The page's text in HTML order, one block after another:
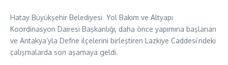
Hatay Büyükşehir Belediyesi Yol Bakım ve Altyapı
Koordinasyon Dairesi Başkanlığı, daha önce yapımına başlanan
ve Antakya’yla Defne ilçelerini birleştiren Lazkiye Caddesi’ndeki
çalışmalarda son aşamaya geldi.